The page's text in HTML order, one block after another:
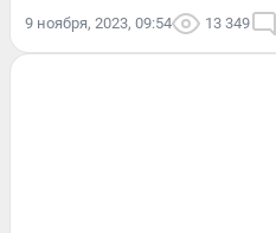
9 ноября, 2023, 09:54 13 349